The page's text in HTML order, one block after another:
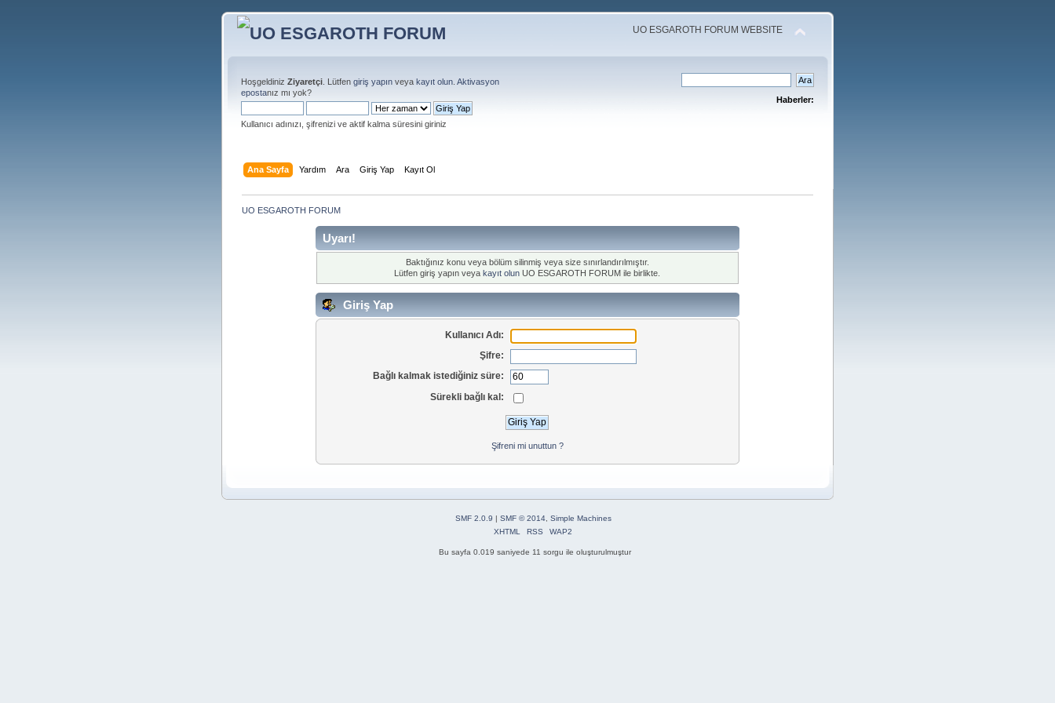
UO ESGAROTH FORUM WEBSITE
HoşgeldinizZiyaretçi . Lütfengiriş yapın veyakayıt olun .Aktivasyon
epostanız mı yok?
Kullanıcı adınızı, şifrenizi ve aktif kalma süresini giriniz
Haberler:
Ana Sayfa Yardım Ara Giriş Yap Kayıt Ol
UO ESGAROTH FORUM
Uyarı!
Baktığınız konu veya bölüm silinmiş veya size sınırlandırılmıştır.
Lütfen giriş yapın veya kayıt olun UO ESGAROTH FORUM ile birlikte.
Giriş Yap
Kullanıcı Adı:
Şifre:
Bağlı kalmak istediğiniz süre:
Sürekli bağlı kal:
Şifreni mi unuttun ?
SMF 2.0.9 | SMF © 2014, Simple Machines
XHTML
RSS WAP2
Bu sayfa 0.019 saniyede 11 sorgu ile oluşturulmuştur